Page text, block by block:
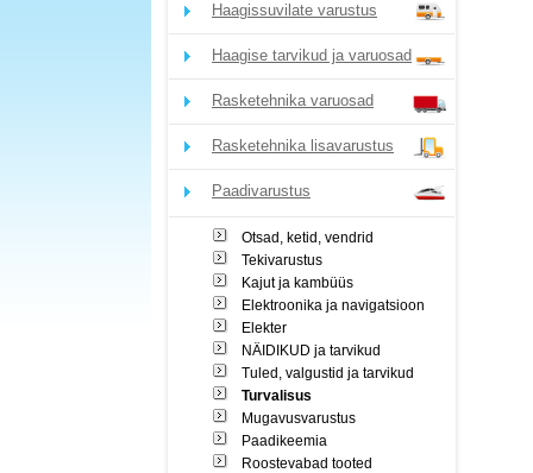
Haagissuvilate varustus
Haagise tarvikud ja varuosad
Rasketehnika varuosad
Rasketehnika lisavarustus
Paadivarustus
Otsad, ketid, vendrid
Tekivarustus
Kajut ja kambüüs
Elektroonika ja navigatsioon
Elekter
NÄIDIKUD ja tarvikud
Tuled, valgustid ja tarvikud
Turvalisus
Mugavusvarustus
Paadikeemia
Roostevabad tooted